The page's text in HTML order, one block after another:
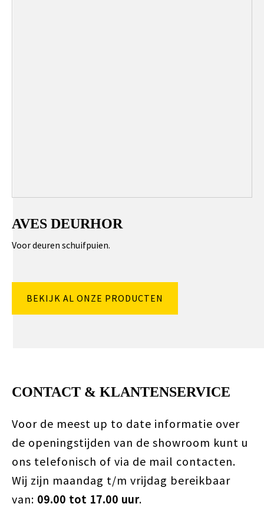
AVES DEURHOR
Voor deuren schuifpuien.
BEKIJK AL ONZE PRODUCTEN
CONTACT & KLANTENSERVICE
Voor de meest up to date informatie over
de openingstijden van de showroom kunt u
ons telefonisch of via de mail contacten.
Wij zijn maandag t/m vrijdag bereikbaar
van: 09.00 tot 17.00 uur.